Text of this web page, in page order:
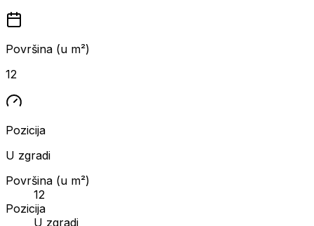
Površina (u m²)
12
Pozicija
U zgradi
Površina (u m²)
12
Pozicija
U zgradi